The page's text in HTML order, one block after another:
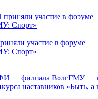
участие в форуме
Спорт»